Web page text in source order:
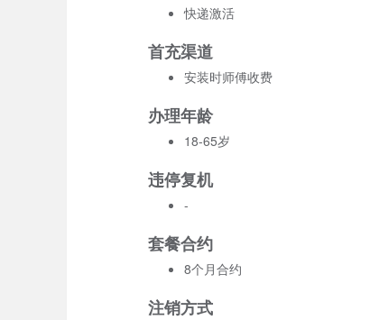
快递激活
首充渠道
安装时师傅收费
办理年龄
18-65岁
违停复机
-
套餐合约
8个月合约
注销方式